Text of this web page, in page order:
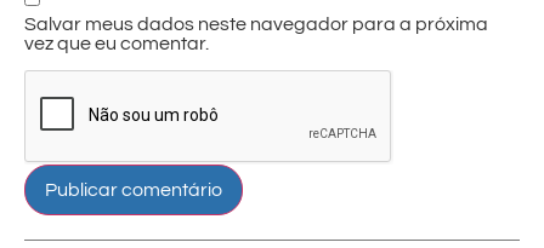
Salvar meus dados neste navegador para a próxima
vez que eu comentar.